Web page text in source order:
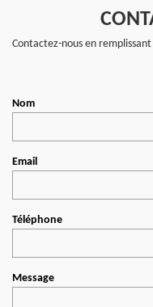
Contactez-nous en
Nom
Email
Téléphone
Message